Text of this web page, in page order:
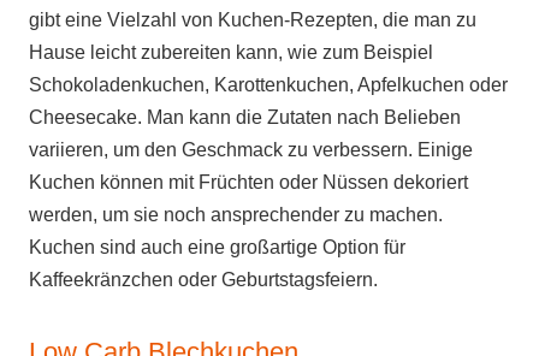
gibt eine Vielzahl von Kuchen-Rezepten, die man zu
Hause leicht zubereiten kann, wie zum Beispiel
Schokoladenkuchen, Karottenkuchen, Apfelkuchen oder
Cheesecake. Man kann die Zutaten nach Belieben
variieren, um den Geschmack zu verbessern. Einige
Kuchen können mit Früchten oder Nüssen dekoriert
werden, um sie noch ansprechender zu machen.
Kuchen sind auch eine großartige Option für
Kaffeekränzchen oder Geburtstagsfeiern.